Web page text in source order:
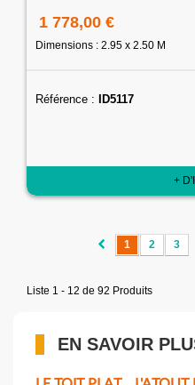
1 778,00 €
Dimensions : 2.95 x 2.50 M
Référence : ID5117
+
1 2 3
Liste 1 - 12 de 92 Produits
EN SAVOIR